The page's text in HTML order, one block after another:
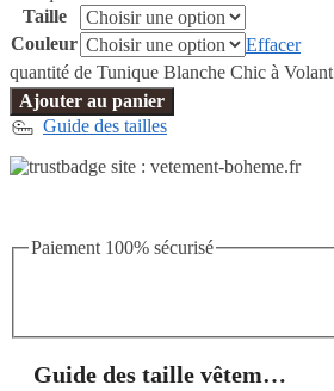
Taille
Couleur
Effacer
quantité de Tunique Blanche Chic à Volant
Ajouter au panier
Guide des tailles
Paiement 100% sécurisé
Guide des taille vêtements bohème